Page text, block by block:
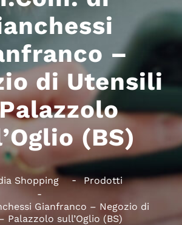
–
di Utensili
(BS)
Shopping Prodotti
Gianfranco – Negozio di
Palazzolo sull’Oglio (BS)